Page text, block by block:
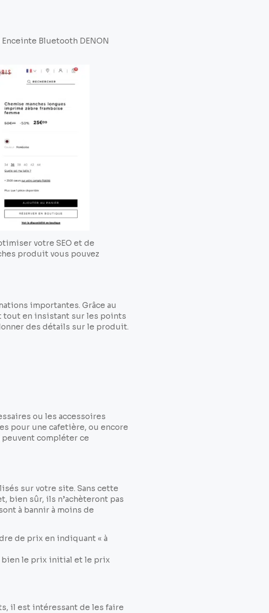
Bluetooth DENON
votre SEO et de
produit vous pouvez
importantes. Grâce au
en insistant sur les points
des détails sur le produit.
ou les accessoires
pour une cafetière, ou encore
compléter ce
sur votre site. Sans cette
bien sûr, ils n’achèteront pas
à bannir à moins de
de prix en indiquant « à
bien le prix initial et le prix
il est intéressant de les faire